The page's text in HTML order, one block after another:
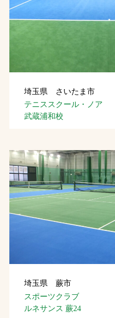
埼玉県 さいたま市
テニススクール・ノア
武蔵浦和校
埼玉県 蕨市
スポーツクラブ
ルネサンス 蕨24